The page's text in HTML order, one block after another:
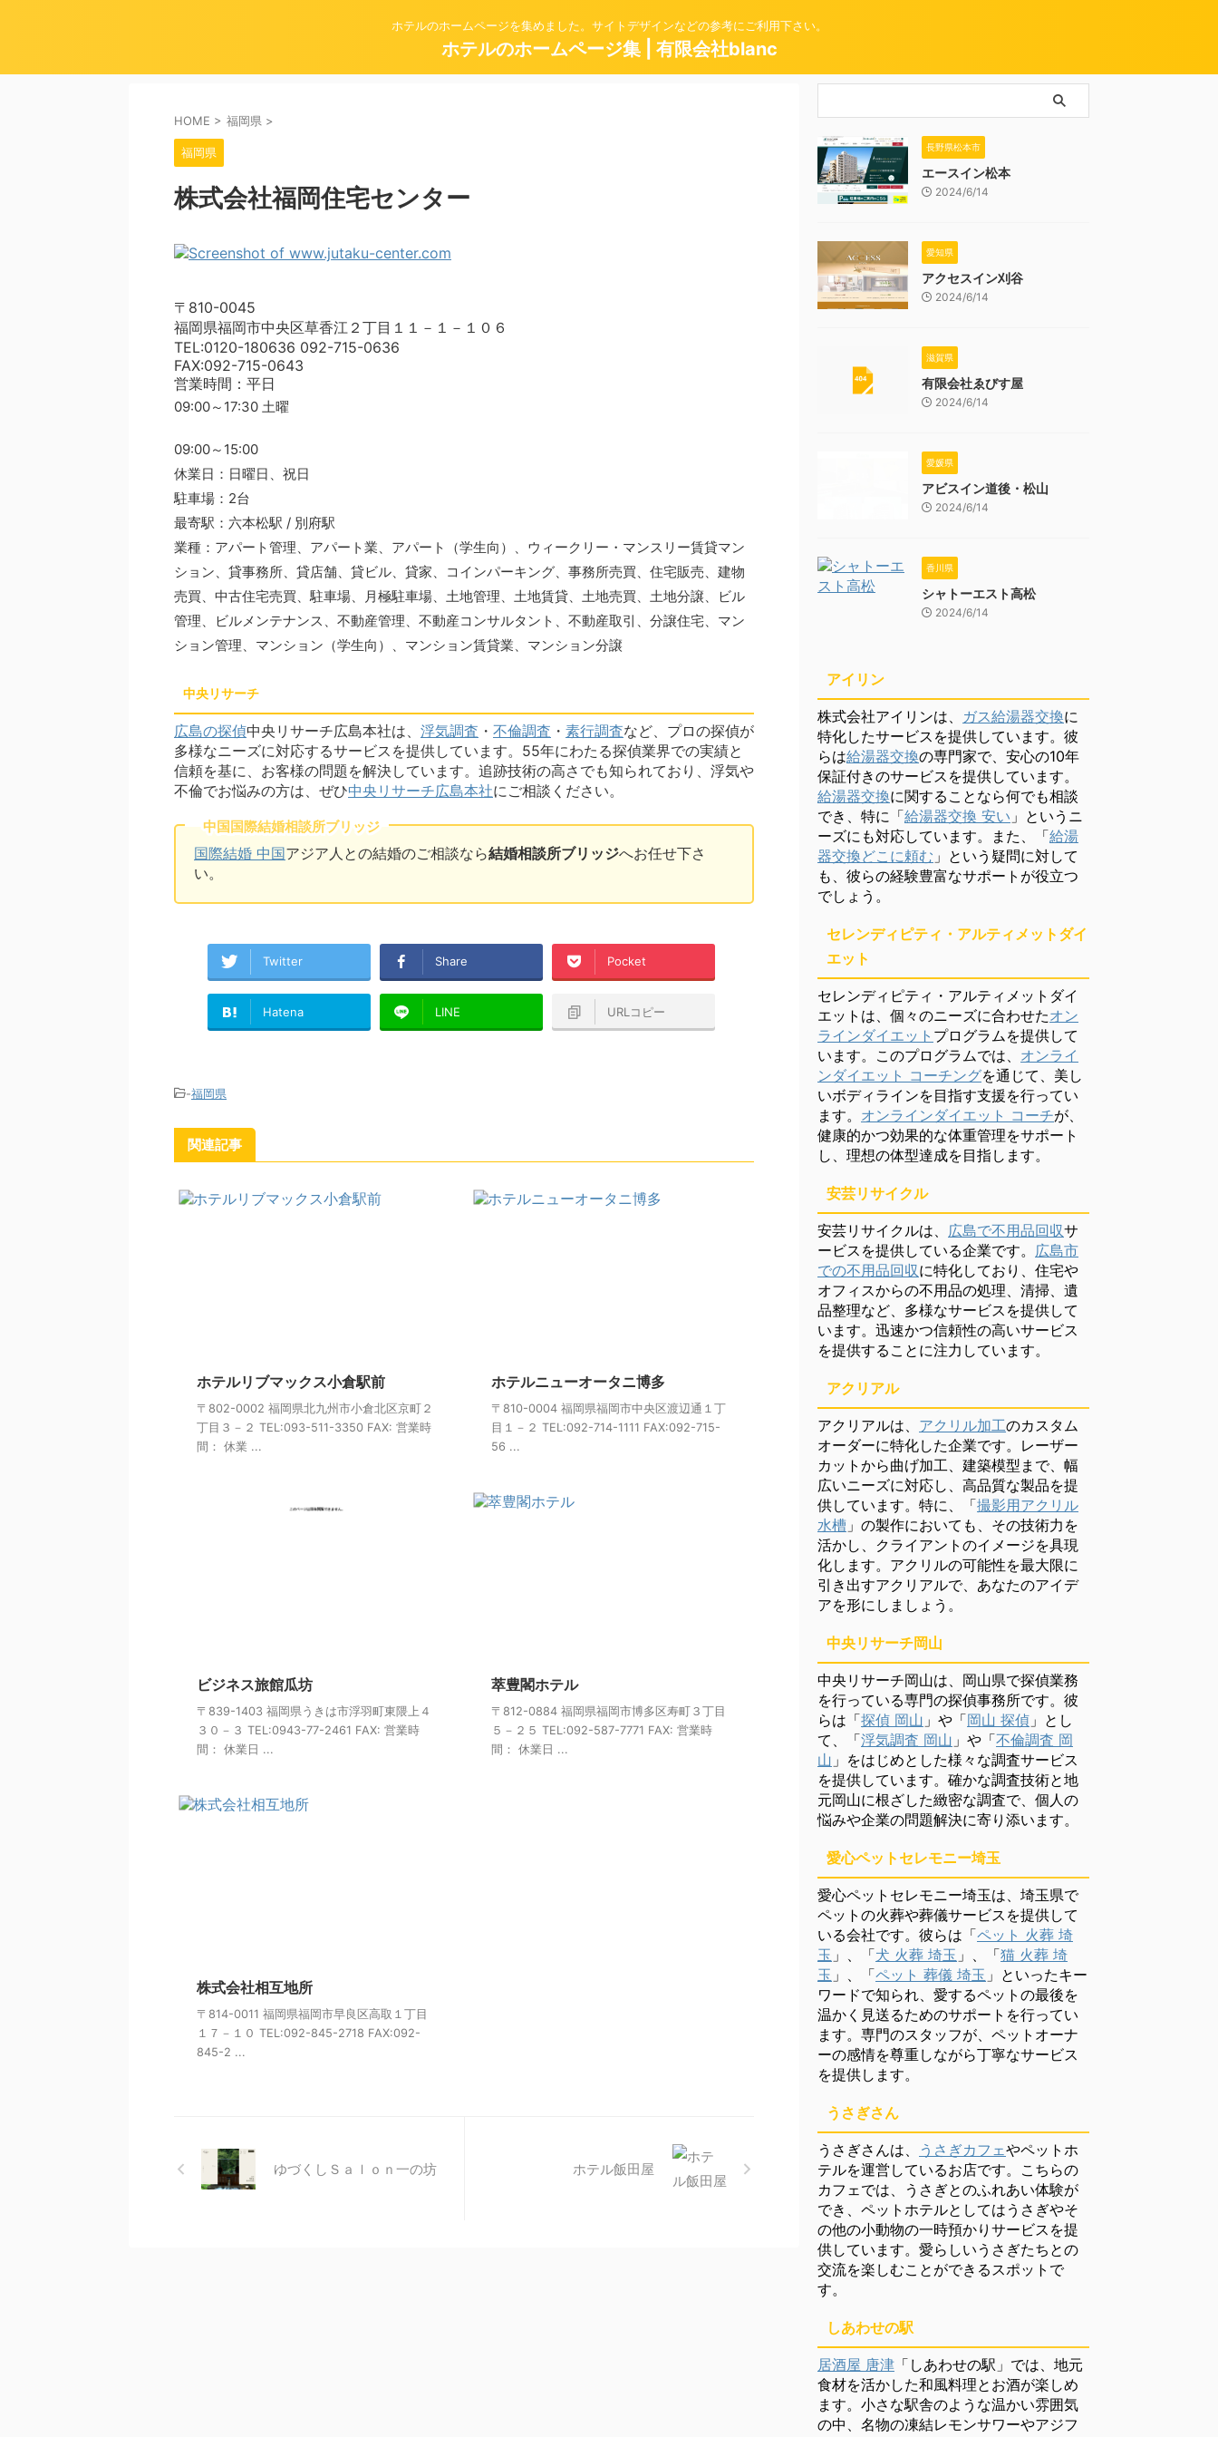
ホテルのホームページを集めました。サイトデザインなどの参考にご利用下さい。
ホテルのホームページ集 | 有限会社blanc
HOME > 福岡県 >
福岡県
株式会社福岡住宅センター
〒810-0045
福岡県福岡市中央区草香江２丁目１１－１－１０６
TEL:0120-180636 092-715-0636
FAX:092-715-0643
営業時間：平日
09:00～17:30 土曜
09:00～15:00
休業日：日曜日、祝日
駐車場：2台
最寄駅：六本松駅 / 別府駅
業種：アパート管理、アパート業、アパート（学生向）、ウィークリー・マンスリー賃貸マン
ション、貸事務所、貸店舗、貸ビル、貸家、コインパーキング、事務所売買、住宅販売、建物
売買、中古住宅売買、駐車場、月極駐車場、土地管理、土地賃貸、土地売買、土地分譲、ビル
管理、ビルメンテナンス、不動産管理、不動産コンサルタント、不動産取引、分譲住宅、マン
ション管理、マンション（学生向）、マンション賃貸業、マンション分譲
中央リサーチ
広島の探偵中央リサーチ広島本社は、 浮気調査 ・ 不倫調査 ・ 素行調査など、プロの探偵が
多様なニーズに対応するサービスを提供しています。55年にわたる探偵業界での実績と
信頼を基に、お客様の問題を解決しています。追跡技術の高さでも知られており、浮気や
不倫でお悩みの方は、ぜひ中央リサーチ広島本社にご相談ください。
中国国際結婚相談所ブリッジ
国際結婚 中国アジア人との結婚のご相談なら結婚相談所ブリッジへお任せ下さ
い。
Twitter Share Pocket
Hatena LINE URLコピー
-福岡県
関連記事
ホテルリブマックス小倉駅前
〒802-0002 福岡県北九州市小倉北区京町２
丁目３－２ TEL:093-511-3350 FAX: 営業時
間： 休業 ...
ホテルニューオータニ博多
〒810-0004 福岡県福岡市中央区渡辺通１丁
目１－２ TEL:092-714-1111 FAX:092-715-
56 ...
ビジネス旅館瓜坊
〒839-1403 福岡県うきは市浮羽町東隈上４
３０－３ TEL:0943-77-2461 FAX: 営業時
間： 休業日 ...
萃豊閣ホテル
〒812-0884 福岡県福岡市博多区寿町３丁目
５－２５ TEL:092-587-7771 FAX: 営業時
間： 休業日 ...
株式会社相互地所
〒814-0011 福岡県福岡市早良区高取１丁目
１７－１０ TEL:092-845-2718 FAX:092-
845-2 ...
ゆづくしＳａｌｏｎ一の坊 ホテル飯田屋
長野県松本市
エースイン松本
2024/6/14
愛知県
アクセスイン刈谷
2024/6/14
滋賀県
有限会社ゑびす屋
2024/6/14
愛媛県
アビスイン道後・松山
2024/6/14
香川県
シャトーエスト高松
2024/6/14
アイリン
株式会社アイリンは、 ガス給湯器交換に
特化したサービスを提供しています。彼
らは給湯器交換の専門家で、安心の10年
保証付きのサービスを提供しています。
給湯器交換に関することなら何でも相談
でき、特に「給湯器交換 安い 」というニ
ーズにも対応しています。また、「給湯
器交換どこに頼む 」という疑問に対して
も、彼らの経験豊富なサポートが役立つ
でしょう。
セレンディピティ・アルティメットダイ
エット
セレンディピティ・アルティメットダイ
エットは、個々のニーズに合わせたオン
ラインダイエット プログラムを提供して
います。このプログラムでは、 オンライ
ンダイエット コーチングを通じて、美し
いボディラインを目指す支援を行ってい
ます。 オンラインダイエット コーチが、
健康的かつ効果的な体重管理をサポート
し、理想の体型達成を目指します。
安芸リサイクル
安芸リサイクルは、 広島で不用品回収サ
ービスを提供している企業です。 広島市
での不用品回収に特化しており、住宅や
オフィスからの不用品の処理、清掃、遺
品整理など、多様なサービスを提供して
います。迅速かつ信頼性の高いサービス
を提供することに注力しています。
アクリアル
アクリアルは、 アクリル加工のカスタム
オーダーに特化した企業です。レーザー
カットから曲げ加工、建築模型まで、幅
広いニーズに対応し、高品質な製品を提
供しています。特に、「撮影用アクリル
水槽 」の製作においても、その技術力を
活かし、クライアントのイメージを具現
化します。アクリルの可能性を最大限に
引き出すアクリアルで、あなたのアイデ
アを形にしましょう。
中央リサーチ岡山
中央リサーチ岡山は、岡山県で探偵業務
を行っている専門の探偵事務所です。彼
らは「探偵 岡山 」や「岡山 探偵 」とし
て、「浮気調査 岡山 」や「不倫調査 岡
山 」をはじめとした様々な調査サービス
を提供しています。確かな調査技術と地
元岡山に根ざした緻密な調査で、個人の
悩みや企業の問題解決に寄り添います。
愛心ペットセレモニー埼玉
愛心ペットセレモニー埼玉は、埼玉県で
ペットの火葬や葬儀サービスを提供して
いる会社です。彼らは「ペット 火葬 埼
玉 」、「犬 火葬 埼玉 」、「猫 火葬 埼
玉 」、「ペット 葬儀 埼玉 」といったキー
ワードで知られ、愛するペットの最後を
温かく見送るためのサポートを行ってい
ます。専門のスタッフが、ペットオーナ
ーの感情を尊重しながら丁寧なサービス
を提供します。
うさぎさん
うさぎさんは、 うさぎカフェやペットホ
テルを運営しているお店です。こちらの
カフェでは、うさぎとのふれあい体験が
でき、ペットホテルとしてはうさぎやそ
の他の小動物の一時預かりサービスを提
供しています。愛らしいうさぎたちとの
交流を楽しむことができるスポットで
す。
しあわせの駅
居酒屋 唐津 「しあわせの駅」では、地元
食材を活かした和風料理とお酒が楽しめ
ます。小さな駅舎のような温かい雰囲気
の中、名物の凍結レモンサワーやアジフ